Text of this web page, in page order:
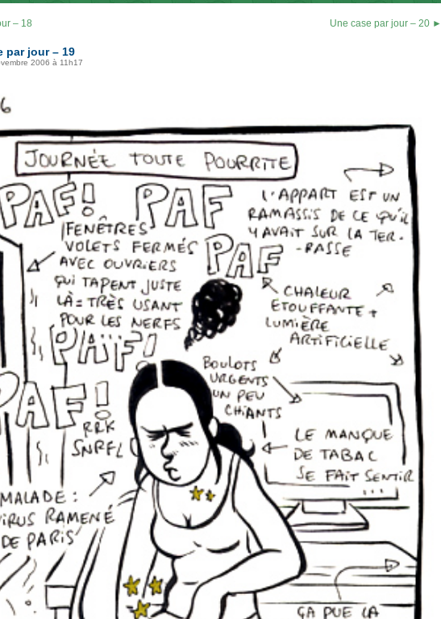
– 18 Une case par jour – 20 ►
par jour – 19
2006 à 11h17